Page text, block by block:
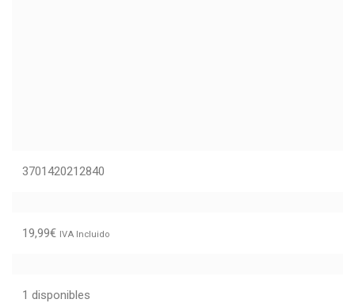
3701420212840
19,99€ IVA Incluido
1 disponibles